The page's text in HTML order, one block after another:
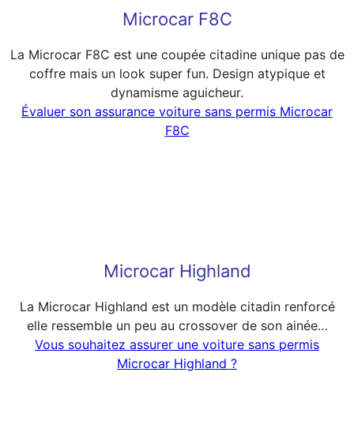
Microcar F8C
La Microcar F8C est une coupée citadine unique pas de
coffre mais un look super fun. Design atypique et
dynamisme aguicheur.
Évaluer son assurance voiture sans permis Microcar
F8C
Microcar Highland
La Microcar Highland est un modèle citadin renforcé
elle ressemble un peu au crossover de son ainée…
Vous souhaitez assurer une voiture sans permis
Microcar Highland ?